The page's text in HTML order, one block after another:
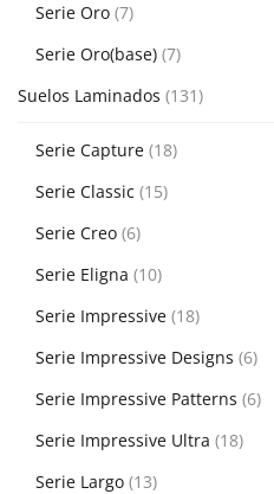
Serie Oro (7)
Serie Oro(base) (7)
Suelos Laminados (131)
Serie Capture (18)
Serie Classic (15)
Serie Creo (6)
Serie Eligna (10)
Serie Impressive (18)
Serie Impressive Designs (6)
Serie Impressive Patterns (6)
Serie Impressive Ultra (18)
Serie Largo (13)